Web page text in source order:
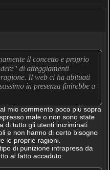
il concetto e proprio
di atteggiamenti
Il web ci ha abituati
in presenza finirebbe a
mio commento poco più sopra
male o non sono state
di tutto gli utenti incriminati
e non hanno di certo bisogno
le proprie ragioni.
di punizione intrapresa da
al fatto accaduto.